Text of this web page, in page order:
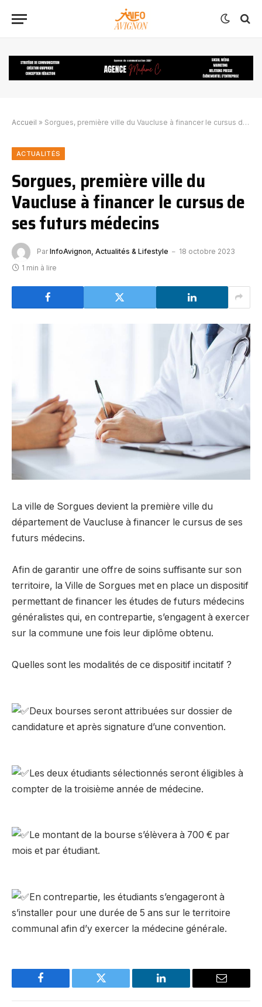
Accueil » Sorgues, première ville du Vaucluse à financer le cursus de ses futurs médecins
ACTUALITÉS
Sorgues, première ville du
Vaucluse à financer le cursus de
ses futurs médecins
Par InfoAvignon, Actualités & Lifestyle
18 octobre 2023
1 min à lire
La ville de Sorgues devient la première ville du
département de Vaucluse à financer le cursus de ses
futurs médecins.
Afin de garantir une offre de soins suffisante sur son
territoire, la Ville de Sorgues met en place un dispositif
permettant de financer les études de futurs médecins
généralistes qui, en contrepartie, s’engagent à exercer
sur la commune une fois leur diplôme obtenu.
Quelles sont les modalités de ce dispositif incitatif ?
Deux bourses seront attribuées sur dossier de
candidature et après signature d’une convention.
Les deux étudiants sélectionnés seront éligibles à
compter de la troisième année de médecine.
Le montant de la bourse s’élèvera à 700 € par
mois et par étudiant.
En contrepartie, les étudiants s’engageront à
s’installer pour une durée de 5 ans sur le territoire
communal afin d’y exercer la médecine générale.
Facebook Twitter LinkedIn Email